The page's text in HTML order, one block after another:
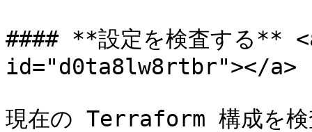
#### **設定を検査する
id="d0ta8lw8rtbr"></a>
現在の Terraform 構成を検